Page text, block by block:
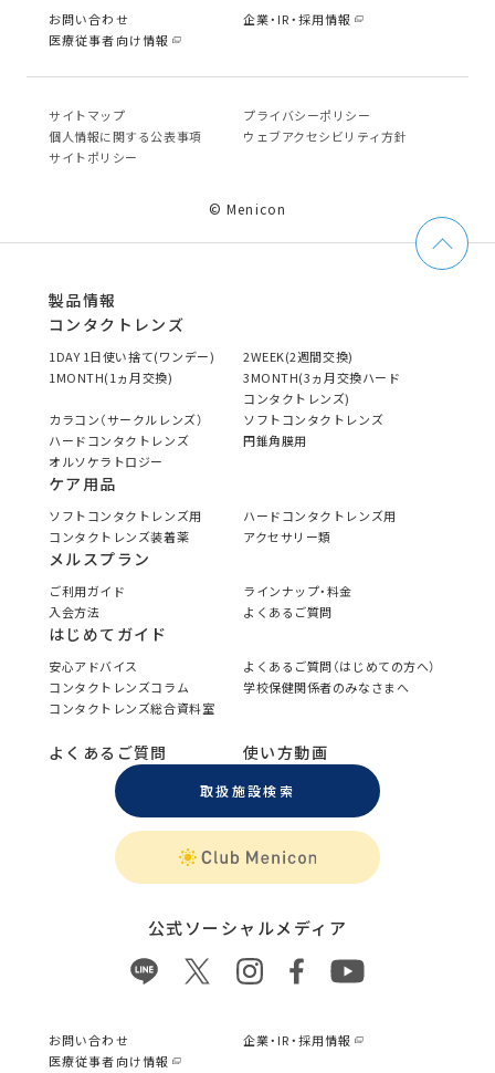
お問い合わせ
企業・IR・採用情報
医療従事者向け情報
サイトマップ
プライバシーポリシー
個⼈情報に関する公表事項
ウェブアクセシビリティ方針
サイトポリシー
© Menicon
製品情報
コンタクトレンズ
1DAY 1日使い捨て(ワンデー)
2WEEK(2週間交換)
1MONTH(1ヵ月交換)
3MONTH(3ヵ月交換ハード
コンタクトレンズ)
カラコン（サークルレンズ）
ソフトコンタクトレンズ
ハードコンタクトレンズ
円錐角膜用
オルソケラトロジー
ケア用品
ソフトコンタクトレンズ用
ハードコンタクトレンズ用
コンタクトレンズ装着薬
アクセサリー類
メルスプラン
ご利用ガイド
ラインナップ・料金
入会方法
よくあるご質問
はじめてガイド
安心アドバイス
よくあるご質問（はじめての方へ）
コンタクトレンズコラム
学校保健関係者のみなさまへ
コンタクトレンズ総合資料室
よくあるご質問 使い方動画
取扱施設検索
公式ソーシャルメディア
お問い合わせ
企業・IR・採用情報
医療従事者向け情報